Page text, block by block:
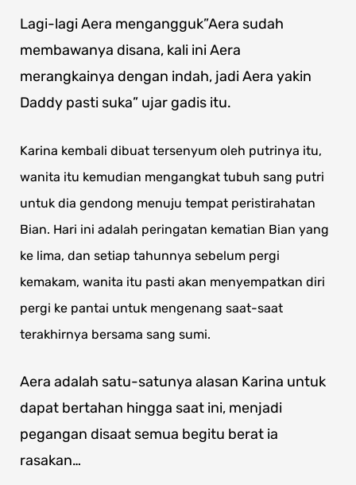
Lagi-lagi Aera mengangguk”Aera sudah
membawanya disana, kali ini Aera
merangkainya dengan indah, jadi Aera yakin
Daddy pasti suka” ujar gadis itu.
Karina kembali dibuat tersenyum oleh putrinya itu,
wanita itu kemudian mengangkat tubuh sang putri
untuk dia gendong menuju tempat peristirahatan
Bian. Hari ini adalah peringatan kematian Bian yang
ke lima, dan setiap tahunnya sebelum pergi
kemakam, wanita itu pasti akan menyempatkan diri
pergi ke pantai untuk mengenang saat-saat
terakhirnya bersama sang sumi.
Aera adalah satu-satunya alasan Karina untuk
dapat bertahan hingga saat ini, menjadi
pegangan disaat semua begitu berat ia
rasakan…